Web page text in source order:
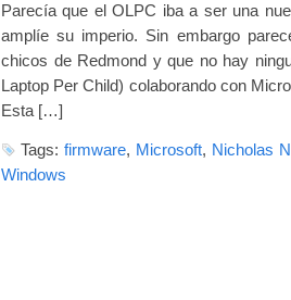
Parecía que el OLPC iba a ser una
amplíe su imperio. Sin embargo
chicos de Redmond y que no hay
Laptop Per Child) colaborando con
Esta […]
Tags:firmware, Microsoft, Nicholas
Windows